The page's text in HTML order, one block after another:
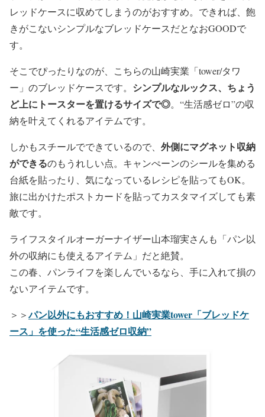
レッドケースに収めてしまうのがおすすめ。できれば、飽
きがこないシンプルなブレッドケースだとなおGOODで
す。
そこでぴったりなのが、こちらの山崎実業「tower/タワ
ー」のブレッドケースです。 シンプルなルックス、ちょう
ど上にトースターを置けるサイズで◎。“生活感ゼロ”の収
納を叶えてくれるアイテムです。
しかもスチールでできているので、 外側にマグネット収納
ができるのもうれしい点。キャンぺーンのシールを集める
台紙を貼ったり、気になっているレシピを貼ってもOK。
旅に出かけたポストカードを貼ってカスタマイズしても素
敵です。
ライフスタイルオーガーナイザー山本瑠実さんも「パン以
外の収納にも使えるアイテム」だと絶賛。
この春、パンライフを楽しんでいるなら、手に入れて損の
ないアイテムです。
＞＞パン以外にもおすすめ！山崎実業tower「ブレッドケ
ース」を使った“生活感ゼロ収納”